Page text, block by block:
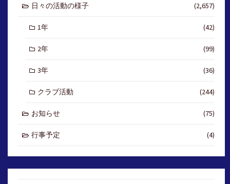
日々の活動の様子 (2,657)
1年 (42)
2年 (99)
3年 (36)
クラブ活動 (244)
お知らせ (75)
行事予定 (4)